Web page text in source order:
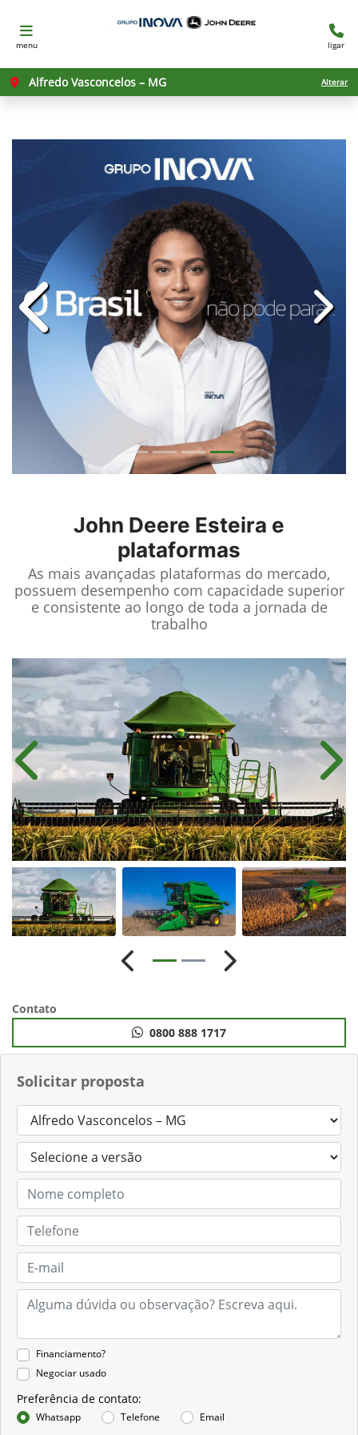
menu ligar
Alfredo Vasconcelos – MG Alterar
templates.template-
John Deere Esteira e
plataformas
As mais avançadas plataformas do mercado,
possuem desempenho com capacidade superior
e consistente ao longo de toda a jornada de
trabalho
Solicitar proposta
Financiamento?
Negociar usado
Preferência de contato:
Whatsapp Telefone Email
Anterior
Anterior Próximo
Contato
0800 888 1717